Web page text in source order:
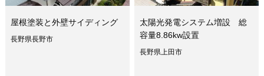
屋根塗装と外壁サイディング
長野県長野市
太陽光発電システム増設 総
容量8.86kw設置
長野県上田市